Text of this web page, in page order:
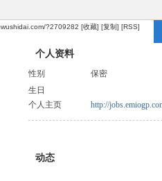
?2709282 [收藏] [复制] [RSS]
个人资料
性别
保密
生日
个人主页
http://
动态